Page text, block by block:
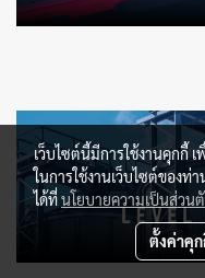
เว็บไซต์นี้มีการใช้งานคุกกี้
ในการใช้งานเว็บไซต์ของท่
ได้ที่นโยบายความเป็นส่วน
ตั้งค่าคุ